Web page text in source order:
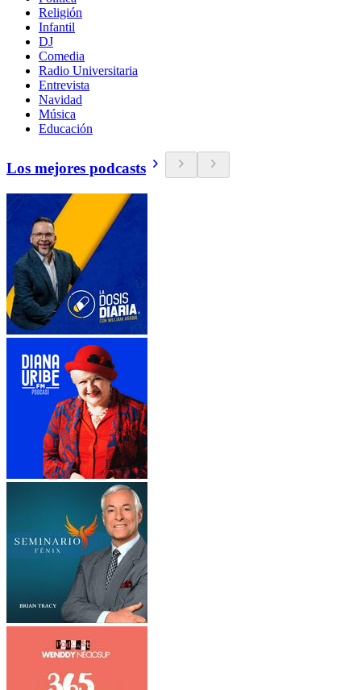
Religión
Infantil
DJ
Comedia
Radio Universitaria
Entrevista
Navidad
Música
Educación
Los mejores podcasts